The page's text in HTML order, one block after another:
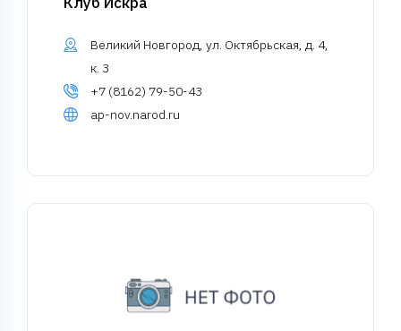
Великий Новгород, ул. Октябрьская, д. 4,
к. 3
+7 (8162) 79-50-43
ap-nov.narod.ru